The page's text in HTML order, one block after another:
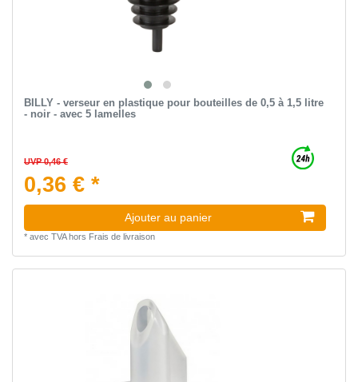
BILLY - verseur en plastique pour bouteilles de 0,5 à 1,5 litre
- noir - avec 5 lamelles
UVP 0,46 €
0,36 € *
Ajouter au panier
* avec TVAhors Frais de livraison